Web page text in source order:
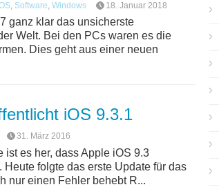
, Software, Windows 18. Januar 2018
ganz klar das unsicherste
Welt. Bei den PCs waren es die
Dies geht aus einer neuen
iOS 9.3.1
31. März 2016
ist es her, dass Apple iOS 9.3
Heute folgte das erste Update für das
nur einen Fehler behebt R...